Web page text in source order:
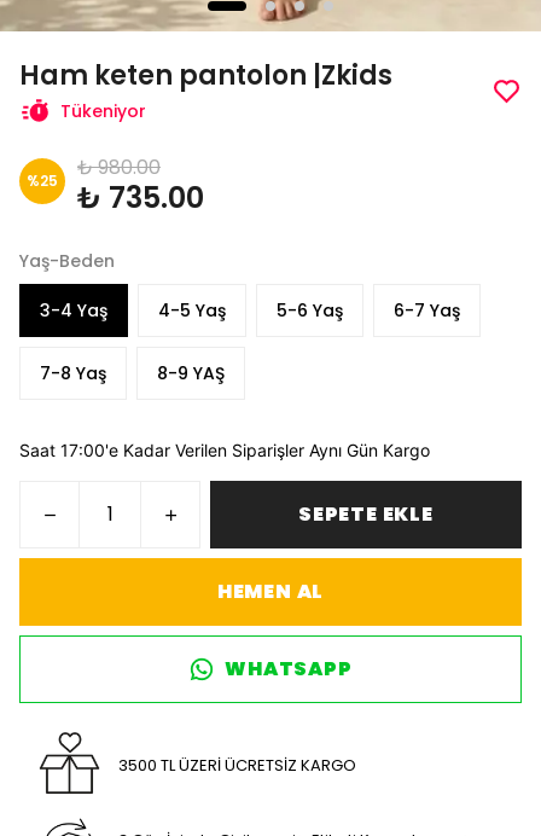
Ham keten pantolon |Zkids
Tükeniyor
%25 ₺ 980.00
₺ 735.00
Yaş-Beden
3-4 Yaş 4-5 Yaş 5-6 Yaş 6-7 Yaş
7-8 Yaş 8-9 YAŞ
Saat 17:00'e Kadar Verilen Siparişler Aynı Gün Kargo
SEPETE EKLE
HEMEN AL
WHATSAPP
3500 TL ÜZERİ ÜCRETSİZ KARGO